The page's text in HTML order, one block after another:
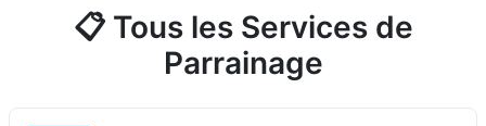
📋 Tous les Services de
Parrainage